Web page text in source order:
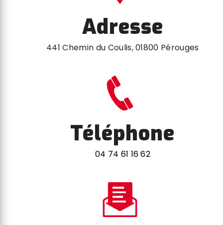
Adresse
441 Chemin du Coulis, 01800 Pérouges
Téléphone
04 74 61 16 62